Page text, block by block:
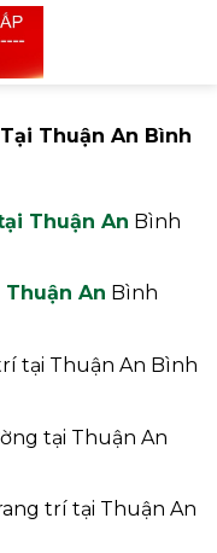
Thuận An Bình
Thuận An Bình
An Bình
tại Thuận An Bình
tại Thuận An
trí tại Thuận An